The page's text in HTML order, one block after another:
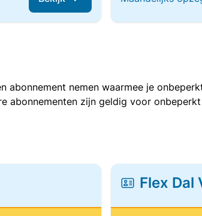
abonnement nemen waarmee je
abonnementen zijn geldig voor
Flex Dal